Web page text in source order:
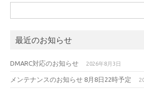
索:
最近のお知らせ
DMARC対応のお知らせ 2026年8月3日
メンテナンスのお知らせ 8月8日22時予定